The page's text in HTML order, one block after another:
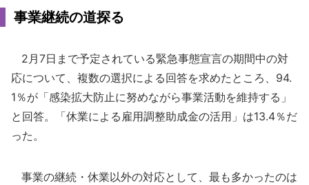
事業継続の道探る
2月7日まで予定されている緊急事態宣言の期間中の対
応について、複数の選択による回答を求めたところ、94.
1％が「感染拡大防止に努めながら事業活動を維持する」
と回答。「休業による雇用調整助成金の活用」は13.4％だ
った。
事業の継続・休業以外の対応として、最も多かったのは